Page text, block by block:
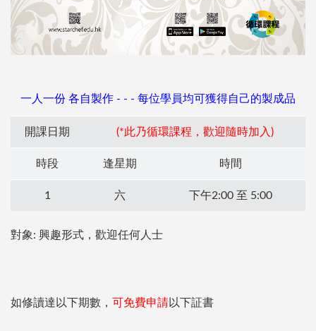
一人一份 各自製作 - - - 每位學員均可獲得自己的製成品
開課日期 (*此乃循環課程，歡迎隨時加入)
時段 逢星期 時間
1 六 下午2:00 至 5:00
對象: 興趣形式，歡迎任何人士
如修讀達以下期數， 可免費申請以下証書